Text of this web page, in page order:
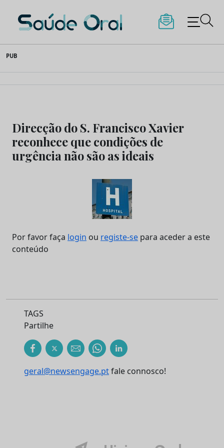
to
content
Saúde Oral
PUB
Direcção do S. Francisco Xavier
reconhece que condições de
urgência não são as ideais
Por favor faça login ou registe-se para aceder a este
conteúdo
TAGS
Partilhe
geral@newsengage.ptfale connosco!